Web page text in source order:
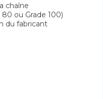
chaîne
ou Grade 100)
du fabricant